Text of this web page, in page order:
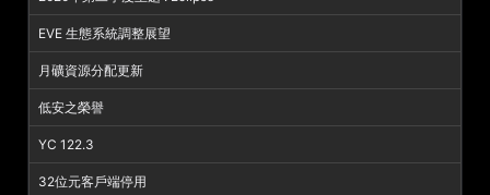
EVE 生態系統調整展望
月礦資源分配更新
低安之榮譽
YC 122.3
32位元客戶端停用